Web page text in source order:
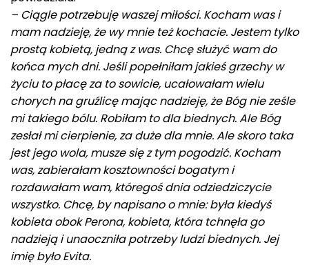
– Ciągle potrzebuję waszej miłości. Kocham was i
mam nadzieję, że wy mnie też kochacie. Jestem tylko
prostą kobietą, jedną z was. Chcę służyć wam do
końca mych dni. Jeśli popełniłam jakieś grzechy w
życiu to płacę za to sowicie, ucałowałam wielu
chorych na gruźlicę mając nadzieję, że Bóg nie ześle
mi takiego bólu. Robiłam to dla biednych. Ale Bóg
zesłał mi cierpienie, za duże dla mnie. Ale skoro taka
jest jego wola, musze się z tym pogodzić. Kocham
was, zabierałam kosztowności bogatym i
rozdawałam wam, któregoś dnia odziedziczycie
wszystko. Chcę, by napisano o mnie: była kiedyś
kobieta obok Perona, kobieta, która tchnęła go
nadzieją i unaoczniła potrzeby ludzi biednych. Jej
imię było Evita.